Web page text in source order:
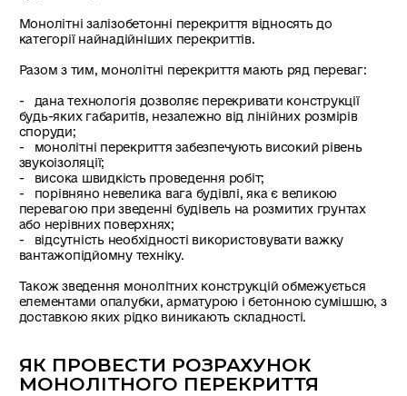
Монолітні залізобетонні перекриття відносять до
категорії найнадійніших перекриттів.
Разом з тим, монолітні перекриття мають ряд переваг:
- дана технологія дозволяє перекривати конструкції
будь-яких габаритів, незалежно від лінійних розмірів
споруди;
- монолітні перекриття забезпечують високий рівень
звукоізоляції;
- висока швидкість проведення робіт;
- порівняно невелика вага будівлі, яка є великою
перевагою при зведенні будівель на розмитих грунтах
або нерівних поверхнях;
- відсутність необхідності використовувати важку
вантажопідйомну техніку.
Також зведення монолітних конструкцій обмежується
елементами опалубки, арматурою і бетонною сумішшю, з
доставкою яких рідко виникають складності.
ЯК ПРОВЕСТИ РОЗРАХУНОК
МОНОЛІТНОГО ПЕРЕКРИТТЯ